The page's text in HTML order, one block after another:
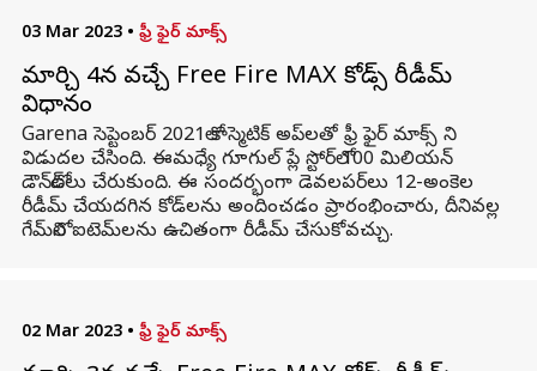
03 Mar 2023 • ఫ్రీ ఫైర్ మాక్స్
మార్చి 4న వచ్చే Free Fire MAX కోడ్స్ రీడీమ్
విధానం
Garena సెప్టెంబర్ 2021లో కాస్మెటిక్ అప్‌లతో ఫ్రీ ఫైర్ మాక్స్ ని
విడుదల చేసింది. ఈమధ్యే గూగుల్ ప్లే స్టోర్‌లో 100 మిలియన్
డౌన్‌లోడ్‌లు చేరుకుంది. ఈ సందర్భంగా డెవలపర్‌లు 12-అంకెల
రీడీమ్ చేయదగిన కోడ్‌లను అందించడం ప్రారంభించారు, దీనివల్ల
గేమ్‌లోని ఐటెమ్‌లను ఉచితంగా రీడీమ్ చేసుకోవచ్చు.
02 Mar 2023 • ఫ్రీ ఫైర్ మాక్స్